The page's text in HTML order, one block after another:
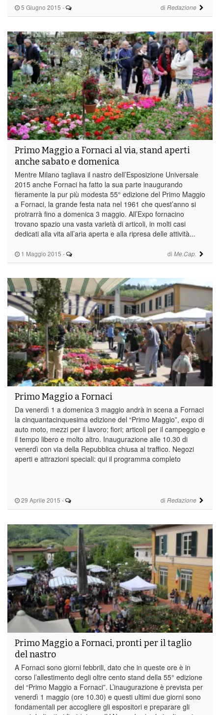
5 Giugno 2015 - di Redazione
1 Maggio 2015 - di Me.Cap.
Primo Maggio a Fornaci al via, stand aperti
anche sabato e domenica
Mentre Milano tagliava il nastro dell’Esposizione Universale
2015 anche Fornaci ha fatto la sua parte inaugurando
fieramente la pur più modesta 55° edizione del Primo Maggio
a Fornaci, la grande festa nata nel 1961 che quest’anno si
protrarrà fino a domenica 3 maggio. All’Expo fornacino
trovano spazio una vasta varietà di articoli, in molti casi
dedicati alla vita all’aria aperta e alla ripresa delle attività...
29 Aprile 2015 - di Redazione
Primo Maggio a Fornaci
Da venerdì 1 a domenica 3 maggio andrà in scena a Fornaci
la cinquantacinquesima edizione del “Primo Maggio”, expo di
auto moto, mezzi per il lavoro; fiori; articoli per il campeggio e
il tempo libero e molto altro. Inaugurazione alle 10.30 di
venerdì con via della Repubblica chiusa al traffico. Negozi
aperti e attrazioni speciali: qui il programma completo
Primo Maggio a Fornaci, pronti per il taglio
del nastro
A Fornaci sono giorni febbrili, dato che in queste ore è in
corso l’allestimento degli oltre cento stand della 55° edizione
del “Primo Maggio a Fornaci”. L’inaugurazione è prevista per
venerdì 1 maggio (ore 10.30) e questi ultimi due giorni sono
fondamentali per accogliere gli espositori e preparare gli